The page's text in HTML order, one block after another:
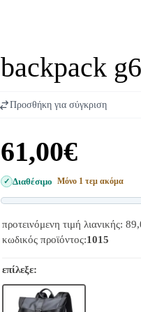
backpack
61,00€
Διαθέσιμο Μόνο 1 τεμ ακόμα
Προσθήκη για σύγκριση
προτεινόμενη τιμή λιανικής:
κωδικός προϊόντος:1015
επίλεξε: